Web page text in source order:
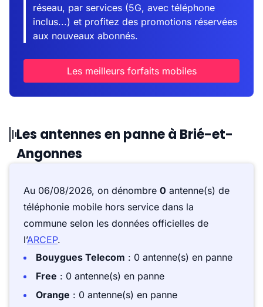
réseau, par services (5G, avec téléphone
inclus...) et profitez des promotions réservées
aux nouveaux abonnés.
Les meilleurs forfaits mobiles
Les antennes en panne à Brié-et-
Angonnes
Au 06/08/2026, on dénombre 0 antenne(s) de
téléphonie mobile hors service dans la
commune selon les données officielles de
l’ARCEP.
Bouygues Telecom : 0 antenne(s) en panne
Free : 0 antenne(s) en panne
Orange : 0 antenne(s) en panne